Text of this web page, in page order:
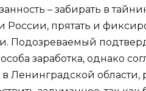
– забирать в
России, прятать и
Подозреваемый
заработка, однако
Ленинградской области,